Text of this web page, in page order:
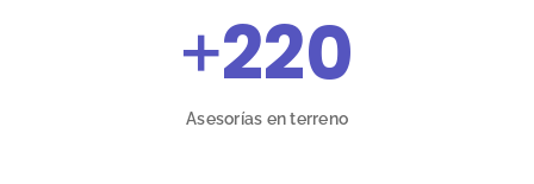
+220
Asesorías en terreno